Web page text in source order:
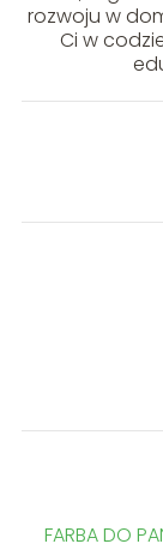
rozwoju w
Ci w
FARBA DO